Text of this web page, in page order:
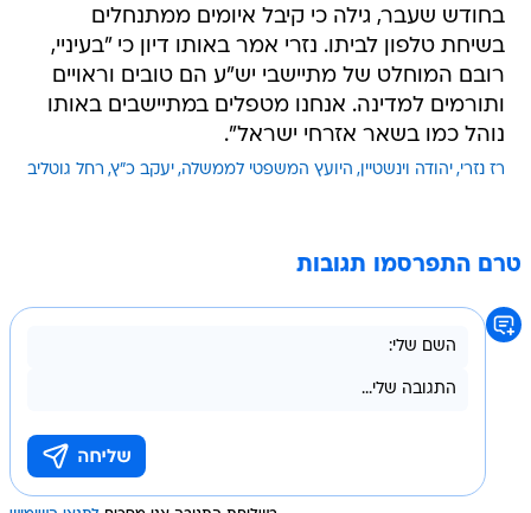
בחודש שעבר, גילה כי קיבל איומים ממתנחלים
בשיחת טלפון לביתו. נזרי אמר באותו דיון כי "בעיניי,
רובם המוחלט של מתיישבי יש"ע הם טובים וראויים
ותורמים למדינה. אנחנו מטפלים במתיישבים באותו
נוהל כמו בשאר אזרחי ישראל".
רז נזרי יהודה וינשטיין היועץ המשפטי לממשלה יעקב כ"ץ רחל גוטליב
טרם התפרסמו תגובות